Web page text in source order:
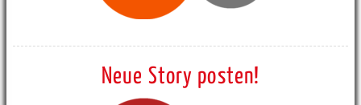
Neue Story posten!